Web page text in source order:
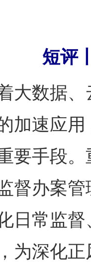
短评
数据、
加速应
要手段
督办案
日常监
为深化